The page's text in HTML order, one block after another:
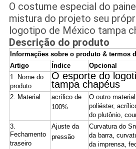
O costume especial do
mistura do projeto seu
logotipo de México tampa
Descrição do produto
Informações sobre o produto & termos
Artigo
Índice
Opcional
1. Nome do
produto
O esporte do
tampa chapéus
2. Material
acrílico de
100%
O outro
poliéster,
do plutônio,
3.
Fechamento
traseiro
Ajuste da
pressão
Curvatura do
da barra,
da imprensa,